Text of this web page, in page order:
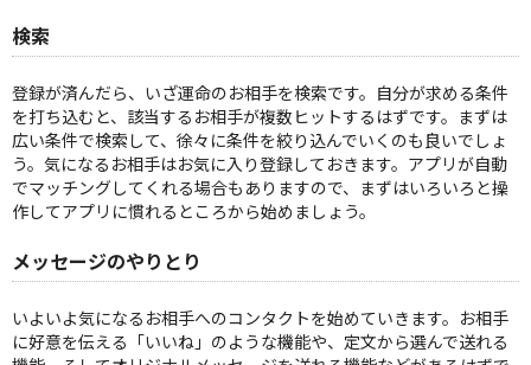
検索
登録が済んだら、いざ運命のお相手を検索です。自分が求める条件
を打ち込むと、該当するお相手が複数ヒットするはずです。まずは
広い条件で検索して、徐々に条件を絞り込んでいくのも良いでしょ
う。気になるお相手はお気に入り登録しておきます。アプリが自動
でマッチングしてくれる場合もありますので、まずはいろいろと操
作してアプリに慣れるところから始めましょう。
メッセージのやりとり
いよいよ気になるお相手へのコンタクトを始めていきます。お相手
に好意を伝える「いいね」のような機能や、定文から選んで送れる